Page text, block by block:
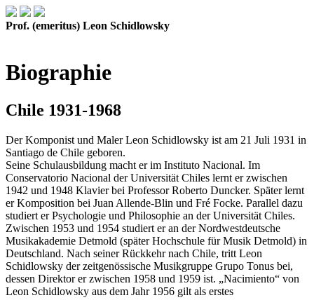
Prof. (emeritus) Leon Schidlowsky
Biographie
Chile 1931-1968
Der Komponist und Maler Leon Schidlowsky ist am 21 Juli 1931 in
Santiago de Chile geboren.
Seine Schulausbildung macht er im Instituto Nacional. Im
Conservatorio Nacional der Universität Chiles lernt er zwischen
1942 und 1948 Klavier bei Professor Roberto Duncker. Später lernt
er Komposition bei Juan Allende-Blin und Fré Focke. Parallel dazu
studiert er Psychologie und Philosophie an der Universität Chiles.
Zwischen 1953 und 1954 studiert er an der Nordwestdeutsche
Musikakademie Detmold (später Hochschule für Musik Detmold) in
Deutschland. Nach seiner Rückkehr nach Chile, tritt Leon
Schidlowsky der zeitgenössische Musikgruppe Grupo Tonus bei,
dessen Direktor er zwischen 1958 und 1959 ist. „Nacimiento“ von
Leon Schidlowsky aus dem Jahr 1956 gilt als erstes